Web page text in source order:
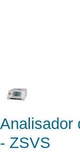
Analisador
- ZSVS